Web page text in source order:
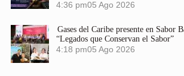
4:36 pm05 Ago 2026
Gases del Caribe presente en Sabor
“Legados que Conservan el Sabor”
4:18 pm05 Ago 2026